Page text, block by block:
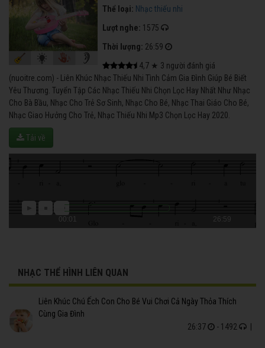
Thể loại: Nhạc thiếu nhi
Lượt nghe: 1575
Thời lượng: 26:59
4,7 ★ 3 người đánh giá
(nuoitre.com) - Liên Khúc Nhạc Thiếu Nhi Tình Cảm Gia Đình Giúp Bé Biết
Yêu Thương. Tuyển Tập Các Nhạc Thiếu Nhi Chọn Lọc Hay Nhất Như Nhạc
Cho Bà Bầu, Nhạc Cho Trẻ Sơ Sinh, Nhạc Cho Bé, Nhạc Thai Giáo Cho Bé,
Nhạc Giao Hưởng Cho Trẻ, Nhạc Thiếu Nhi Mp3 Chọn Lọc Hay 2020.
Tải về
00:01 26:59
NHẠC THỂ HÌNH LIÊN QUAN
Liên Khúc Chú Ếch Con Cho Bé Vui Chơi Cả Ngày Thỏa Thích
Cùng Gia Đình
26:37
- 1492 |